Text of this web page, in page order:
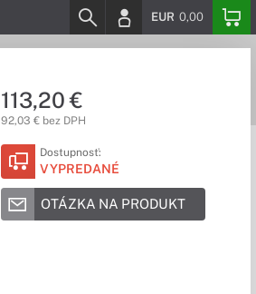
EUR 0,00
113,20 €
92,03 € bez DPH
Dostupnosť:
VYPREDANÉ
OTÁZKA NA PRODUKT